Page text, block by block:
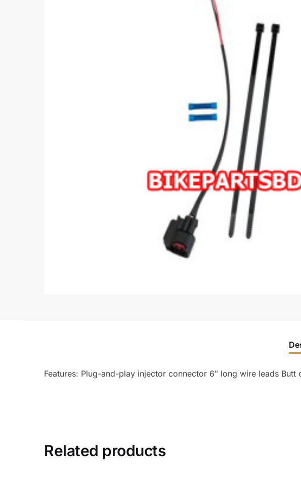
Features: Plug-and-play injector connector 6″ long wire leads
Related products